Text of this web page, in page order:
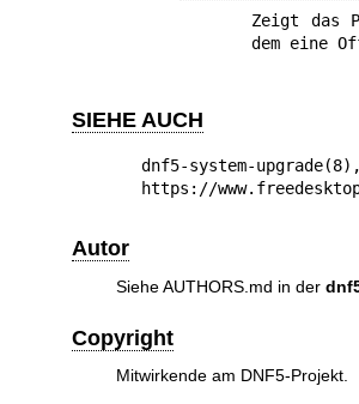
Zeigt das
dem eine
SIEHE AUCH
dnf5-system-upgrade(8)
https://
Autor
Siehe AUTHORS.md in der
Copyright
Mitwirkende am DNF5-Projekt.